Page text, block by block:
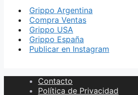
Grippo Argentina
Compra Ventas
Grippo USA
Grippo España
Publicar en Instagram
Contacto
Política de Privacidad